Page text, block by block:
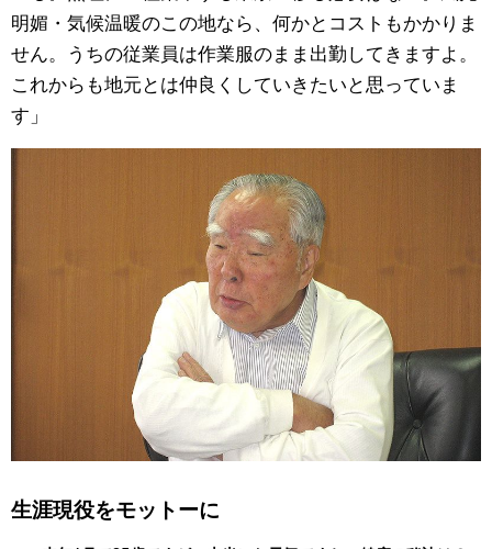
明媚・気候温暖のこの地なら、何かとコストもかかりま
せん。うちの従業員は作業服のまま出勤してきますよ。
これからも地元とは仲良くしていきたいと思っていま
す」
生涯現役をモットーに